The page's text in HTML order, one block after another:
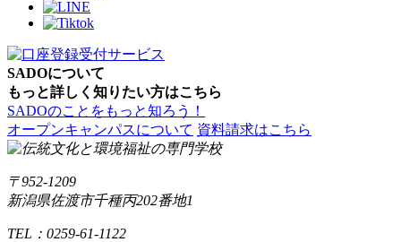
SADOについて
もっと詳しく知りたい方はこちら
SADOのことをもっと知ろう！
オープンキャンパスについて 資料請求はこちら
〒952-1209
新潟県佐渡市千種丙202番地1
TEL：0259-61-1122